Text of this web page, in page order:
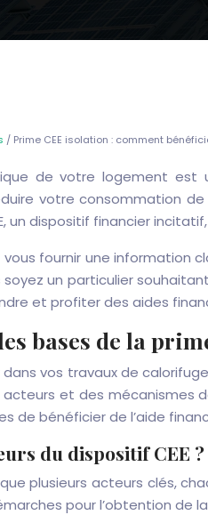
/ Prime CEE isolation : comment
de votre logement
votre consommation de
un dispositif financier
fournir une information
soyez un particulier
et profiter des aides
bases de la
vos travaux de
et des mécanismes
de bénéficier de l’aide
du dispositif CEE ?
plusieurs acteurs clés,
pour l’obtention de